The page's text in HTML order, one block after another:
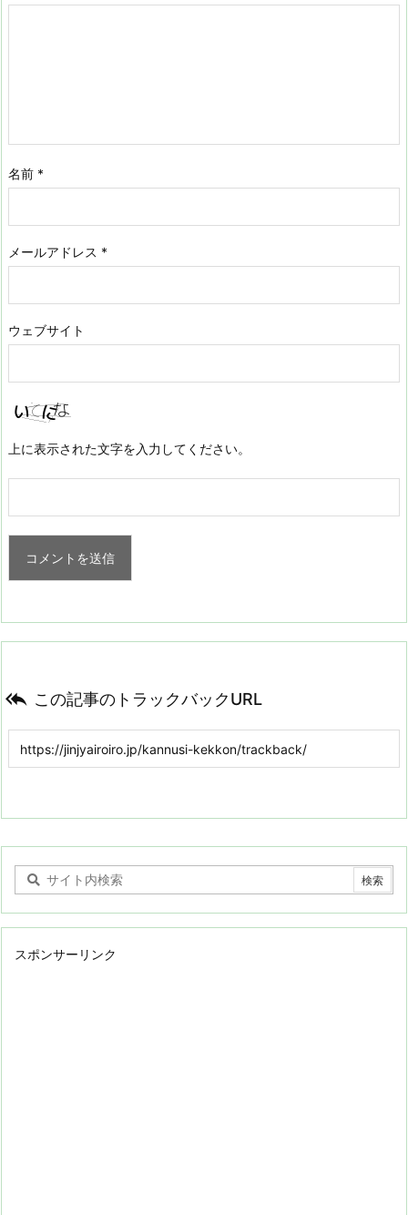
名前 *
メールアドレス *
ウェブサイト
上に表示された文字を入力してください。
 この記事のトラックバックURL
スポンサーリンク